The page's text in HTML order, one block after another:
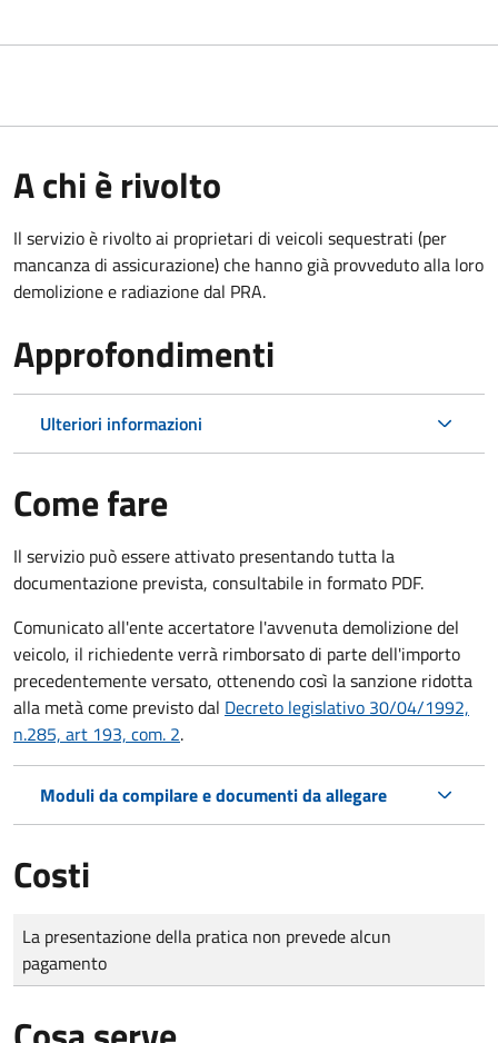
A chi è rivolto
Il servizio è rivolto ai proprietari di veicoli sequestrati (per
mancanza di assicurazione) che hanno già provveduto alla loro
demolizione e radiazione dal PRA.
Approfondimenti
Ulteriori informazioni
Come fare
Il servizio può essere attivato presentando tutta la
documentazione prevista, consultabile in formato PDF.
Comunicato all'ente accertatore l'avvenuta demolizione del
veicolo, il richiedente verrà rimborsato di parte dell'importo
precedentemente versato, ottenendo così la sanzione ridotta
alla metà come previsto dal Decreto legislativo 30/04/1992,
n.285, art 193, com. 2.
Moduli da compilare e documenti da allegare
Costi
Tipo di pagamento
Importo
La presentazione della pratica non prevede alcun
pagamento